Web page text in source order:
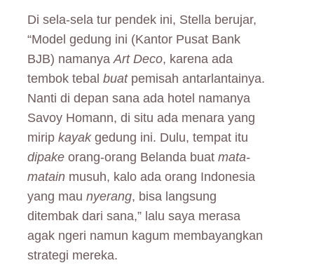
Di sela-sela tur pendek ini, Stella berujar,
“Model gedung ini (Kantor Pusat Bank
BJB) namanyaArt Deco, karena ada
tembok tebal buatpemisah antarlantainya.
Nanti di depan sana ada hotel namanya
Savoy Homann, di situ ada menara yang
mirip kayakgedung ini. Dulu, tempat itu
dipakeorang-orang Belanda buat mata-
matainmusuh, kalo ada orang Indonesia
yang mau nyerang, bisa langsung
ditembak dari sana,” lalu saya merasa
agak ngeri namun kagum membayangkan
strategi mereka.